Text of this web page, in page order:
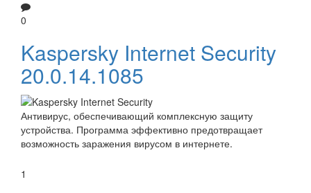
0
Kaspersky Internet Security
20.0.14.1085
Антивирус, обеспечивающий комплексную защиту
устройства. Программа эффективно предотвращает
возможность заражения вирусом в интернете.
1